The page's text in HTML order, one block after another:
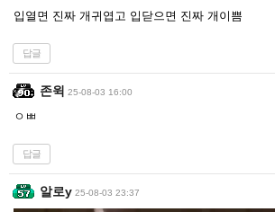
입열면 진짜 개귀엽고 입닫으면 진짜 개이쁨
답글
존윅 25-08-03 16:00
ㅇㅃ
답글
알로y 25-08-03 23:37